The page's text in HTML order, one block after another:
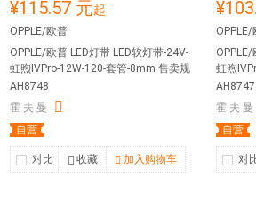
¥115.57 元起
OPPLE/欧普
OPPLE/欧普 LED灯带 LED软灯带-24V-
虹煦ⅣPro-12W-120-套管-8mm 售卖规
格：10米/卷
AH8748
霍 夫 曼
自营
对比 收藏 加入购物车
OPPLE/
虹煦
格：10
AH8747
霍 夫 曼
自营
对